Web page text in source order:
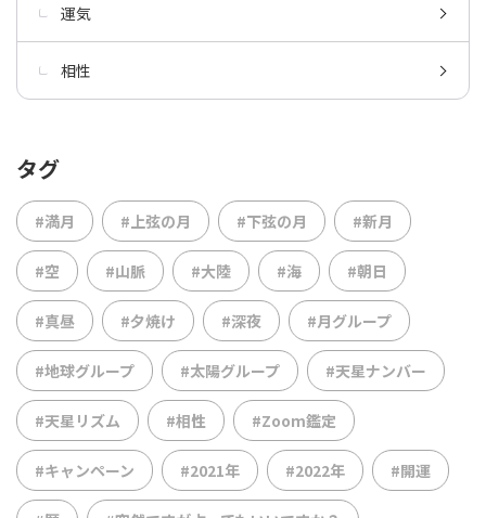
運気
相性
タグ
#満月 #上弦の月 #下弦の月 #新月
#空 #山脈 #大陸 #海 #朝日
#真昼 #夕焼け #深夜 #月グループ
#地球グループ #太陽グループ #天星ナンバー
#天星リズム #相性 #Zoom鑑定
#キャンペーン #2021年 #2022年 #開運